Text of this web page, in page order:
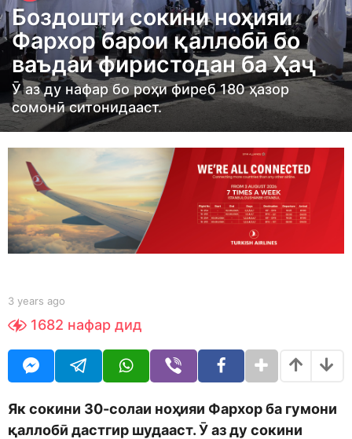
a
r
s
a
g
o
3
e
a
r
s
g
o
Боздошти сокини ноҳияи
Фархор барои қаллобӣ бо
ваъдаи фиристодан ба Ҳаҷ
Ӯ аз ду нафар бо роҳи фиреб 180 ҳазор
сомонӣ ситонидааст.
b
S
h
d
o
3 years ago
e
g
1682 нафар дид
Як сокини 30-солаи ноҳияи Фархор ба гумони
қаллобӣ дастгир шудааст. Ӯ аз ду сокини